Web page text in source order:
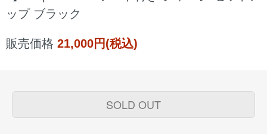
ップ ブラック
販売価格 21,000円(税込)
SOLD OUT